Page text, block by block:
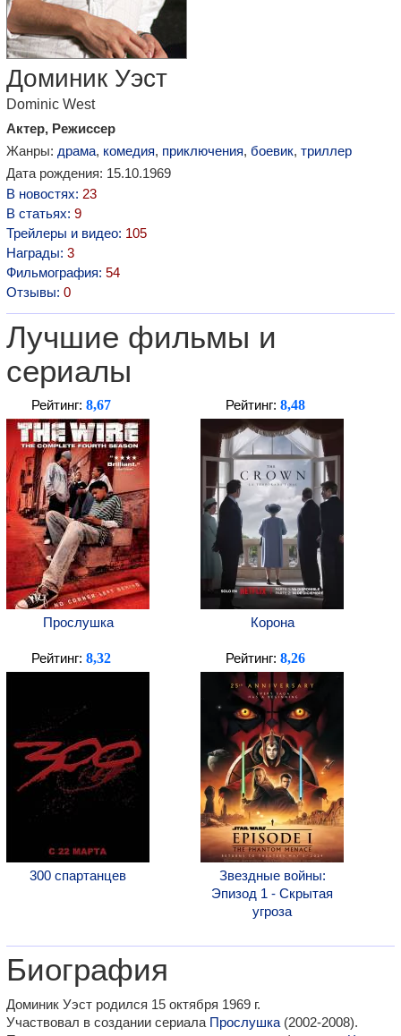
Доминик Уэст
Dominic West
Актер, Режиссер
Жанры: драма, комедия, приключения, боевик, триллер
Дата рождения: 15.10.1969
В новостях: 23
В статьях: 9
Трейлеры и видео: 105
Награды: 3
Фильмография: 54
Отзывы: 0
Лучшие фильмы и
сериалы
Рейтинг: 8,67
Прослушка
Рейтинг: 8,48
Корона
Рейтинг: 8,32
300 спартанцев
Рейтинг: 8,26
Звездные войны:
Эпизод 1 - Скрытая
угроза
Биография
Доминик Уэст родился 15 октября 1969 г.
Участвовал в создании сериала Прослушка (2002-2008).